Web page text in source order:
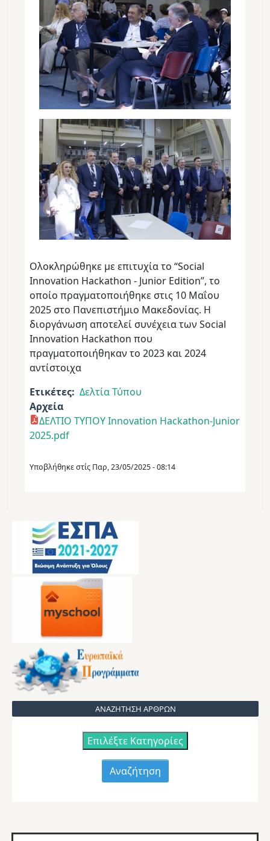
ΑΝΑΖΗΤΗΣΗ ΑΡΘΡΩΝ
Επιλέξτε Κατηγορίες
Ολοκληρώθηκε με επιτυχία το “Social
Innovation Hackathon - Junior Edition”, το
οποίο πραγματοποιήθηκε στις 10 Μαΐου
2025 στο Πανεπιστήμιο Μακεδονίας. Η
διοργάνωση αποτελεί συνέχεια των Social
Innovation Hackathon που
πραγματοποιήθηκαν το 2023 και 2024
αντίστοιχα
Ετικέτες Δελτία Τύπου
Αρχεία
ΔΕΛΤΙΟ ΤΥΠΟΥ Innovation Hackathon-Junior
2025.pdf
Υποβλήθηκε στίς Παρ, 23/05/2025 - 08:14